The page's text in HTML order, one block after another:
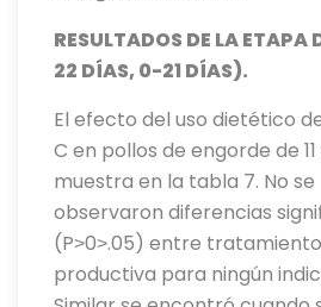
RESULTADOS DE LA ETAPA
22 DÍAS, 0-21 DÍAS).
El efecto del uso dietético
C en pollos de engorde de
muestra en la tabla 7. No se
observaron diferencias
(P˃0˃.05) entre
productiva para ningún